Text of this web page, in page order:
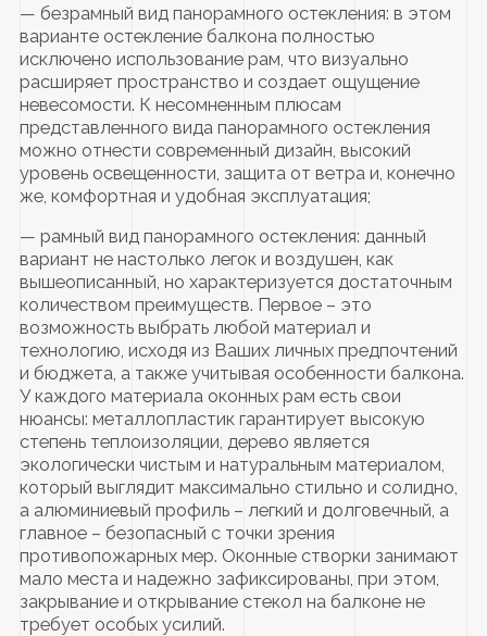
— безрамный вид панорамного остекления: в этом
варианте остекление балкона полностью
исключено использование рам, что визуально
расширяет пространство и создает ощущение
невесомости. К несомненным плюсам
представленного вида панорамного остекления
можно отнести современный дизайн, высокий
уровень освещенности, защита от ветра и, конечно
же, комфортная и удобная эксплуатация;
— рамный вид панорамного остекления: данный
вариант не настолько легок и воздушен, как
вышеописанный, но характеризуется достаточным
количеством преимуществ. Первое – это
возможность выбрать любой материал и
технологию, исходя из Ваших личных предпочтений
и бюджета, а также учитывая особенности балкона.
У каждого материала оконных рам есть свои
нюансы: металлопластик гарантирует высокую
степень теплоизоляции, дерево является
экологически чистым и натуральным материалом,
который выглядит максимально стильно и солидно,
а алюминиевый профиль – легкий и долговечный, а
главное – безопасный с точки зрения
противопожарных мер. Оконные створки занимают
мало места и надежно зафиксированы, при этом,
закрывание и открывание стекол на балконе не
требует особых усилий.